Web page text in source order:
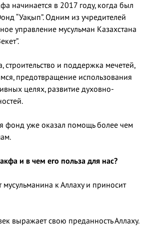
начинается в 2017 году, когда был
“Уақып”. Одним из учредителей
управление мусульман Казахстана
строительство и поддержка мечетей,
предотвращение использования
целях, развитие духовно-
фонд уже оказал помощь более чем
и в чем его польза для нас?
к Аллаху и приносит
выражает свою преданность Аллаху.